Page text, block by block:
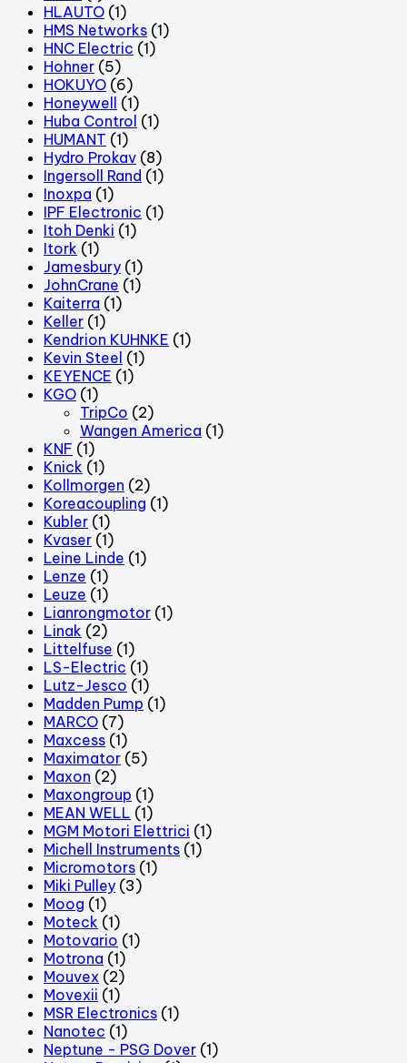
HLAUTO (1)
HMS Networks (1)
HNC Electric (1)
Hohner (5)
HOKUYO (6)
Honeywell (1)
Huba Control (1)
HUMANT (1)
Hydro Prokav (8)
Ingersoll Rand (1)
Inoxpa (1)
IPF Electronic (1)
Itoh Denki (1)
Itork (1)
Jamesbury (1)
JohnCrane (1)
Kaiterra (1)
Keller (1)
Kendrion KUHNKE (1)
Kevin Steel (1)
KEYENCE (1)
KGO (1)
TripCo (2)
Wangen America (1)
KNF (1)
Knick (1)
Kollmorgen (2)
Koreacoupling (1)
Kubler (1)
Kvaser (1)
Leine Linde (1)
Lenze (1)
Leuze (1)
Lianrongmotor (1)
Linak (2)
Littelfuse (1)
LS-Electric (1)
Lutz-Jesco (1)
Madden Pump (1)
MARCO (7)
Maxcess (1)
Maximator (5)
Maxon (2)
Maxongroup (1)
MEAN WELL (1)
MGM Motori Elettrici (1)
Michell Instruments (1)
Micromotors (1)
Miki Pulley (3)
Moog (1)
Moteck (1)
Motovario (1)
Motrona (1)
Mouvex (2)
Movexii (1)
MSR Electronics (1)
Nanotec (1)
Neptune - PSG Dover (1)